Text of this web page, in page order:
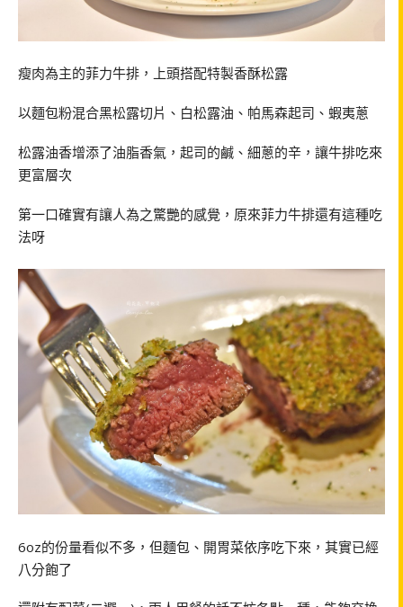
瘦肉為主的菲力牛排，上頭搭配特製香酥松露
以麵包粉混合黑松露切片、白松露油、帕馬森起司、蝦夷蔥
松露油香增添了油脂香氣，起司的鹹、細蔥的辛，讓牛排吃來
更富層次
第一口確實有讓人為之驚艷的感覺，原來菲力牛排還有這種吃
法呀
6oz的份量看似不多，但麵包、開胃菜依序吃下來，其實已經
八分飽了